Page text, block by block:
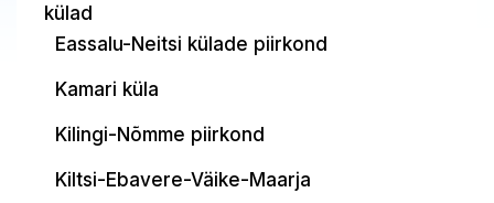
külad
Eassalu-Neitsi külade piirkond
Kamari küla
Kilingi-Nõmme piirkond
Kiltsi-Ebavere-Väike-Maarja